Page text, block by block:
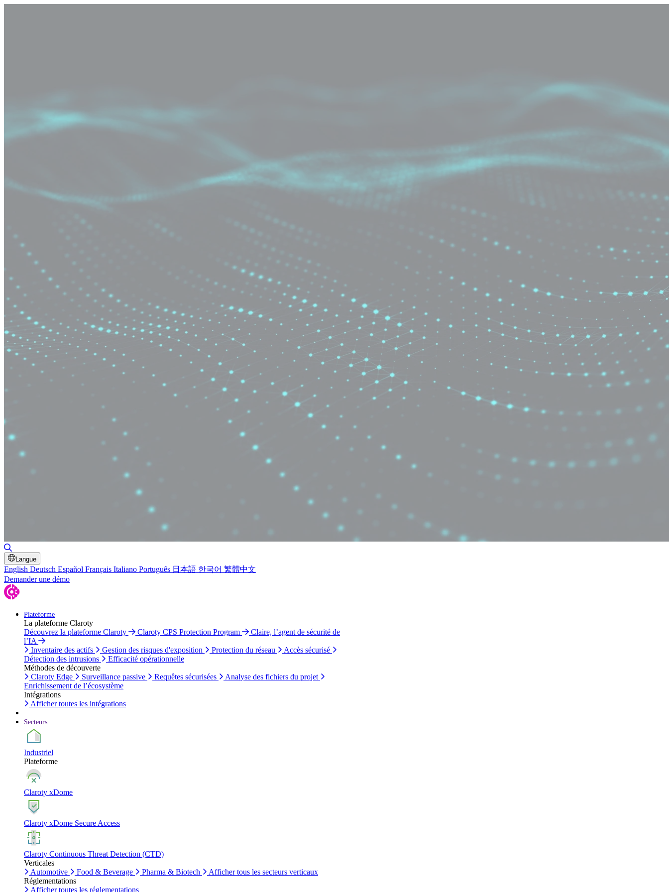
Langue
English Deutsch Español Français Italiano Português 日本語 한국어 繁體中文
Demander une démo
Plateforme
La plateforme Claroty
Découvrez la plateforme Claroty
Claroty CPS Protection Program
Claire, l’agent de sécurité de
l’IA
Inventaire des actifs
Gestion des risques d'exposition Protection du réseau
Accès sécurisé
Détection des intrusions
Efficacité opérationnelle
Méthodes de découverte
Claroty Edge
Surveillance passive Requêtes sécurisées
Analyse des fichiers du projet
Enrichissement de l’écosystème
Intégrations
Afficher toutes les intégrations
Secteurs
Industriel
Plateforme
Claroty xDome
Claroty xDome Secure Access
Claroty Continuous Threat Detection (CTD)
Verticales
Automotive
Food & Beverage Pharma & Biotech
Afficher tous les secteurs verticaux
Réglementations
Afficher toutes les réglementations